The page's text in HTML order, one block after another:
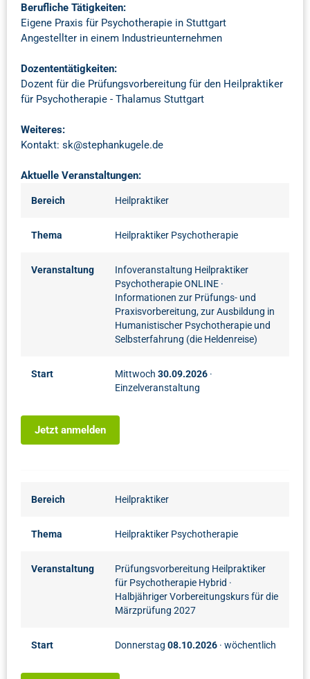
Berufliche Tätigkeiten:
Eigene Praxis für Psychotherapie in Stuttgart
Angestellter in einem Industrieunternehmen
Dozententätigkeiten:
Dozent für die Prüfungsvorbereitung für den Heilpraktiker
für Psychotherapie - Thalamus Stuttgart
Weiteres:
Kontakt: sk@stephankugele.de
Aktuelle Veranstaltungen:
Bereich Heilpraktiker
Thema Heilpraktiker Psychotherapie
Veranstaltung
Infoveranstaltung Heilpraktiker
Psychotherapie ONLINE ·
Informationen zur Prüfungs- und
Praxisvorbereitung, zur Ausbildung in
Humanistischer Psychotherapie und
Selbsterfahrung (die Heldenreise)
Start Mittwoch 30.09.2026 ·
Einzelveranstaltung
Jetzt anmelden
Bereich Heilpraktiker
Thema Heilpraktiker Psychotherapie
Veranstaltung
Prüfungsvorbereitung Heilpraktiker
für Psychotherapie Hybrid ·
Halbjähriger Vorbereitungskurs für die
Märzprüfung 2027
Start Donnerstag 08.10.2026 · wöchentlich